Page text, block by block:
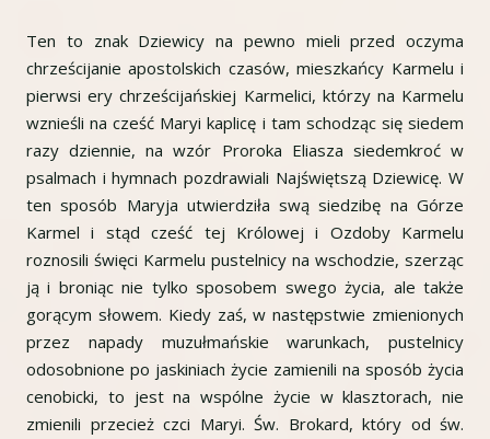
Ten to znak Dziewicy na pewno mieli przed oczyma
chrześcijanie apostolskich czasów, mieszkańcy Karmelu i
pierwsi ery chrześcijańskiej Karmelici, którzy na Karmelu
wznieśli na cześć Maryi kaplicę i tam schodząc się siedem
razy dziennie, na wzór Proroka Eliasza siedemkroć w
psalmach i hymnach pozdrawiali Najświętszą Dziewicę. W
ten sposób Maryja utwierdziła swą siedzibę na Górze
Karmel i stąd cześć tej Królowej i Ozdoby Karmelu
roznosili święci Karmelu pustelnicy na wschodzie, szerząc
ją i broniąc nie tylko sposobem swego życia, ale także
gorącym słowem. Kiedy zaś, w następstwie zmienionych
przez napady muzułmańskie warunkach, pustelnicy
odosobnione po jaskiniach życie zamienili na sposób życia
cenobicki, to jest na wspólne życie w klasztorach, nie
zmienili przecież czci Maryi. Św. Brokard, który od św.